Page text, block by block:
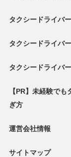
タクシードライバ
タクシードライバ
タクシードライバ
【PR】未経験で
ぎ方
運営会社情報
サイトマップ